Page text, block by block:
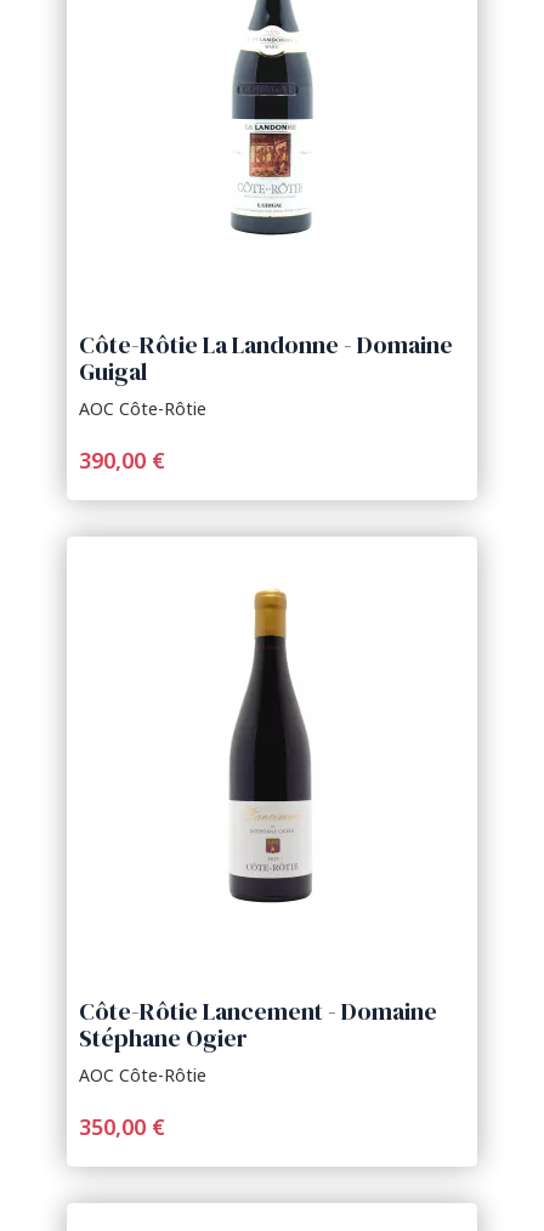
Côte-Rôtie La Landonne - Domaine
Guigal
AOC Côte-Rôtie
390,00 €
Côte-Rôtie Lancement - Domaine
Stéphane Ogier
AOC Côte-Rôtie
350,00 €